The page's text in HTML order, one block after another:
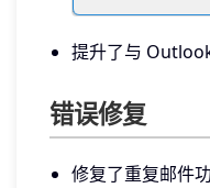
提升了与
错误修复
修复了重复邮件